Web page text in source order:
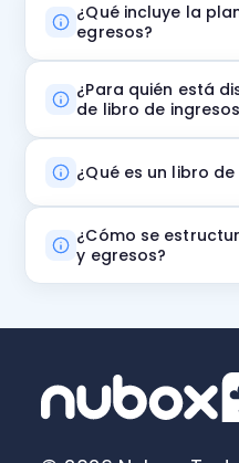
¿Qué incluye la
egresos?
¿Para quién está
de libro de
¿Qué es un libro
¿Cómo se
y egresos?
Monto
Saldo final